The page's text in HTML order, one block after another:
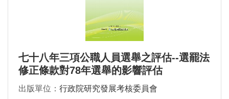
七十八年三項公職人員選舉之評估--選罷法
修正條款對78年選舉的影響評估
出版單位： 行政院研究發展考核委員會